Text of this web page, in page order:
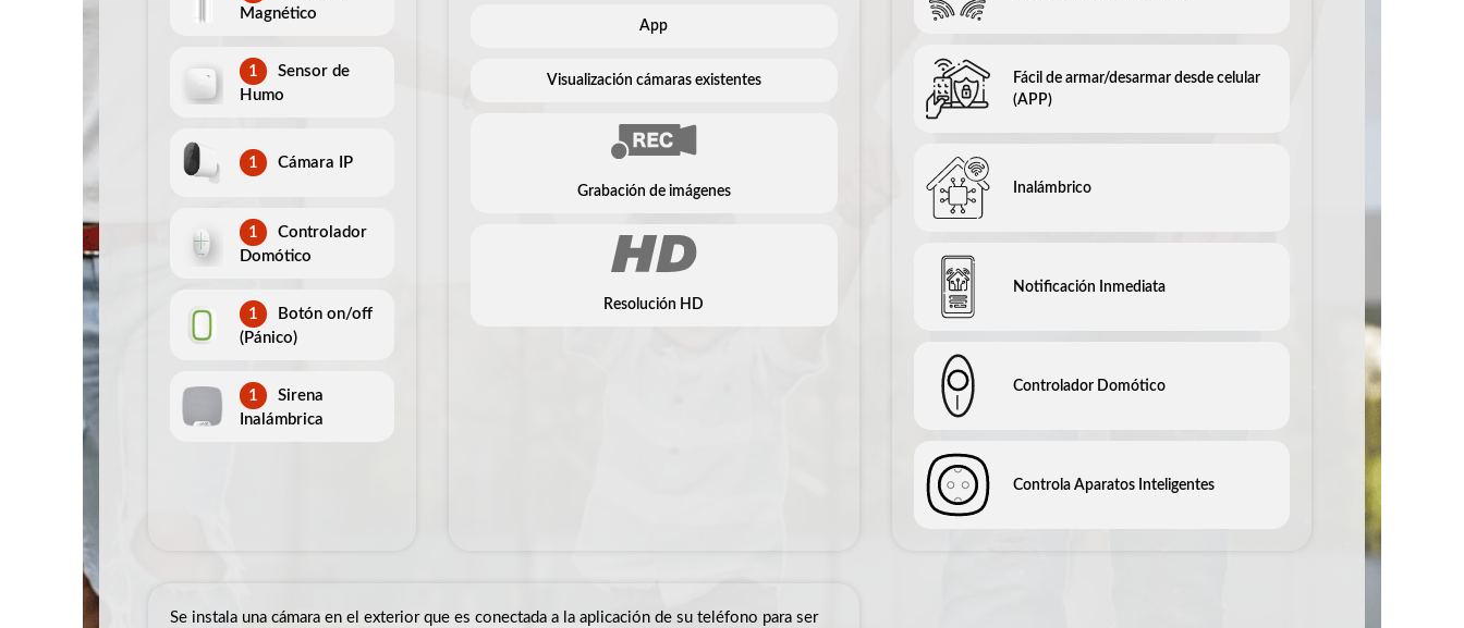
Magnético
1
Sensor de
Humo
1 Cámara IP
1
Controlador
Domótico
1
Botón on/off
(Pánico)
1
Sirena
Inalámbrica
App
Visualización cámaras existentes
Grabación de imágenes
Resolución HD
Fácil de armar/desarmar desde celular
(APP)
Inalámbrico
Notificación Inmediata
Controlador Domótico
Controla Aparatos Inteligentes
Se instala una cámara en el exterior que es conectada a la aplicación de su teléfono para ser